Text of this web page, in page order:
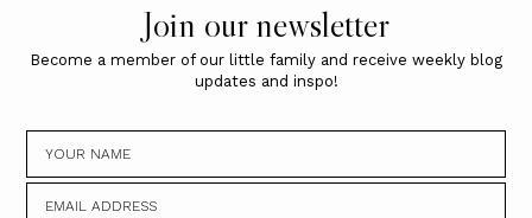
Join our newsletter
Become a member of our little family and receive weekly blog
updates and inspo!